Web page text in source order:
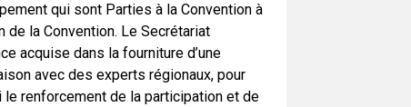
qui sont Parties à la Convention à
la Convention. Le Secrétariat
acquise dans la fourniture d’une
avec des experts régionaux, pour
renforcement de la participation et de